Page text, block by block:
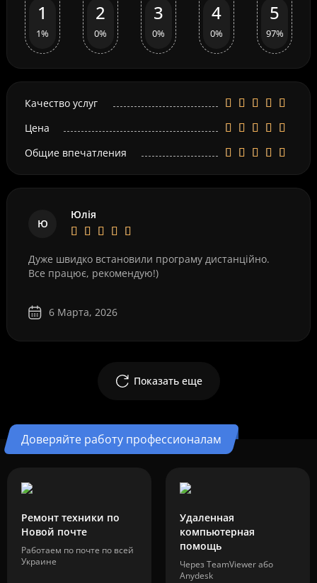
1
1%
2
0%
3
0%
4
0%
5
97%
Качество услуг
Цена
Общие впечатления
Ю
Юлія
Дуже швидко встановили програму дистанційно.
Все працює, рекомендую!)
6 Марта, 2026
Показать еще
Доверяйте работу профессионалам
Ремонт техники по
Новой почте
Работаем по почте по всей
Украине
Удаленная
компьютерная
помощь
Через TeamViewer або
Anydesk